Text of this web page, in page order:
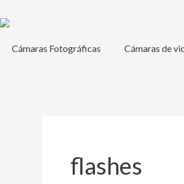
al
Cámaras Fotográficas Cámaras de
flashes